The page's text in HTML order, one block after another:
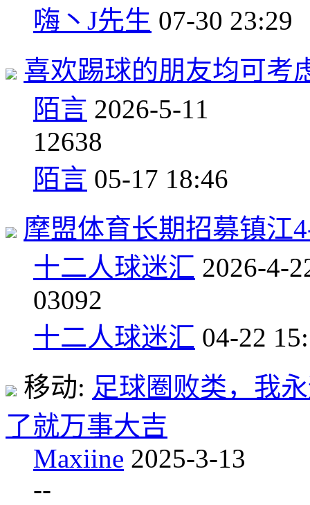
嗨丶J先生 07-30 23:29
喜欢踢球的朋友均可考
陌言 2026-5-11
12638
陌言 05-17 18:46
摩盟体育长期招募镇江
十二人球迷汇 2026-4-
03092
十二人球迷汇 04-22
移动: 足球圈败类，我
了就万事大吉
Maxiine 2025-3-13
--